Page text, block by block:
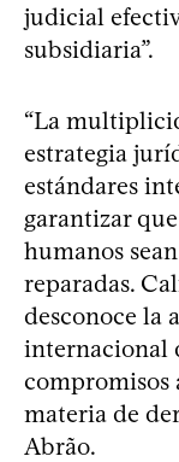
judicial
subsidiaria”.
“La
estrategia
estándares
garantizar
humanos
reparadas.
desconoce la
internacional
compromisos
materia de
Abrão.